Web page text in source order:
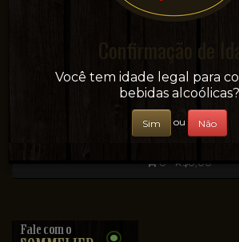
Sua conveniência e adega on-
0 - R$0,00
Confirmação de
Você tem idade legal para
bebidas alcoólicas?
Sim ou Não